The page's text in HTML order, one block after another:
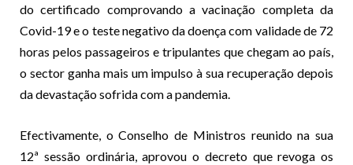
do certificado comprovando a vacinação completa da
Covid-19 e o teste negativo da doença com validade de 72
horas pelos passageiros e tripulantes que chegam ao país,
o sector ganha mais um impulso à sua recuperação depois
da devastação sofrida com a pandemia.
Efectivamente, o Conselho de Ministros reunido na sua
12ª sessão ordinária, aprovou o decreto que revoga os